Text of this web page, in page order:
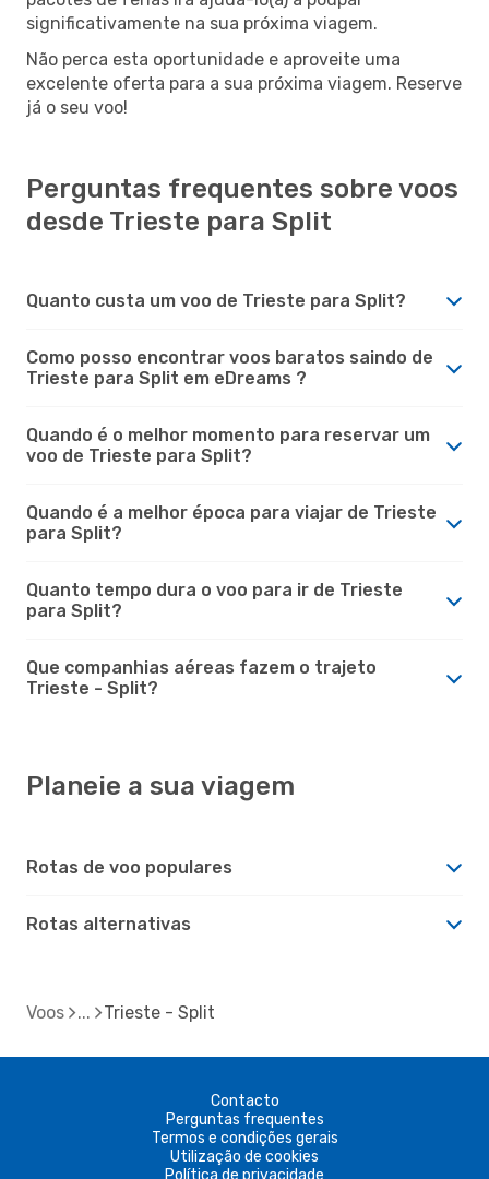
significativamente na sua próxima viagem.
Não perca esta oportunidade e aproveite uma
excelente oferta para a sua próxima viagem. Reserve
já o seu voo!
Perguntas frequentes sobre voos
desde Trieste para Split
Quanto custa um voo de Trieste para Split?
Como posso encontrar voos baratos saindo de
Trieste para Split em eDreams ?
Quando é o melhor momento para reservar um
voo de Trieste para Split?
Quando é a melhor época para viajar de Trieste
para Split?
Quanto tempo dura o voo para ir de Trieste
para Split?
Que companhias aéreas fazem o trajeto
Trieste - Split?
Planeie a sua viagem
Rotas de voo populares
Rotas alternativas
Voos Trieste - Split
Contacto
Perguntas frequentes
Termos e condições gerais
Utilização de cookies
Política de privacidade